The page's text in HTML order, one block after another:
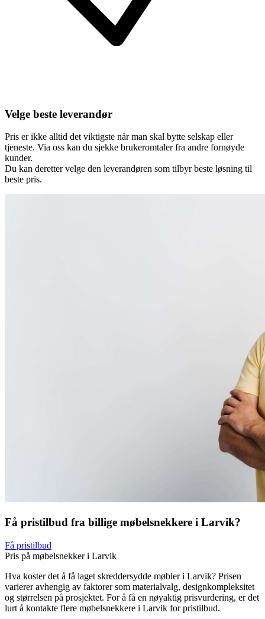
Velge beste leverandør
Pris er ikke alltid det viktigste når man skal bytte selskap eller
tjeneste. Via oss kan du sjekke brukeromtaler fra andre fornøyde
kunder.
Du kan deretter velge den leverandøren som tilbyr beste løsning til
beste pris.
Få pristilbud fra billige møbelsnekkere i Larvik?
Få pristilbud
Pris på møbelsnekker i Larvik
Hva koster det å få laget skreddersydde møbler i Larvik? Prisen
varierer avhengig av faktorer som materialvalg, designkompleksitet
og størrelsen på prosjektet. For å få en nøyaktig prisvurdering, er det
lurt å kontakte flere møbelsnekkere i Larvik for pristilbud.